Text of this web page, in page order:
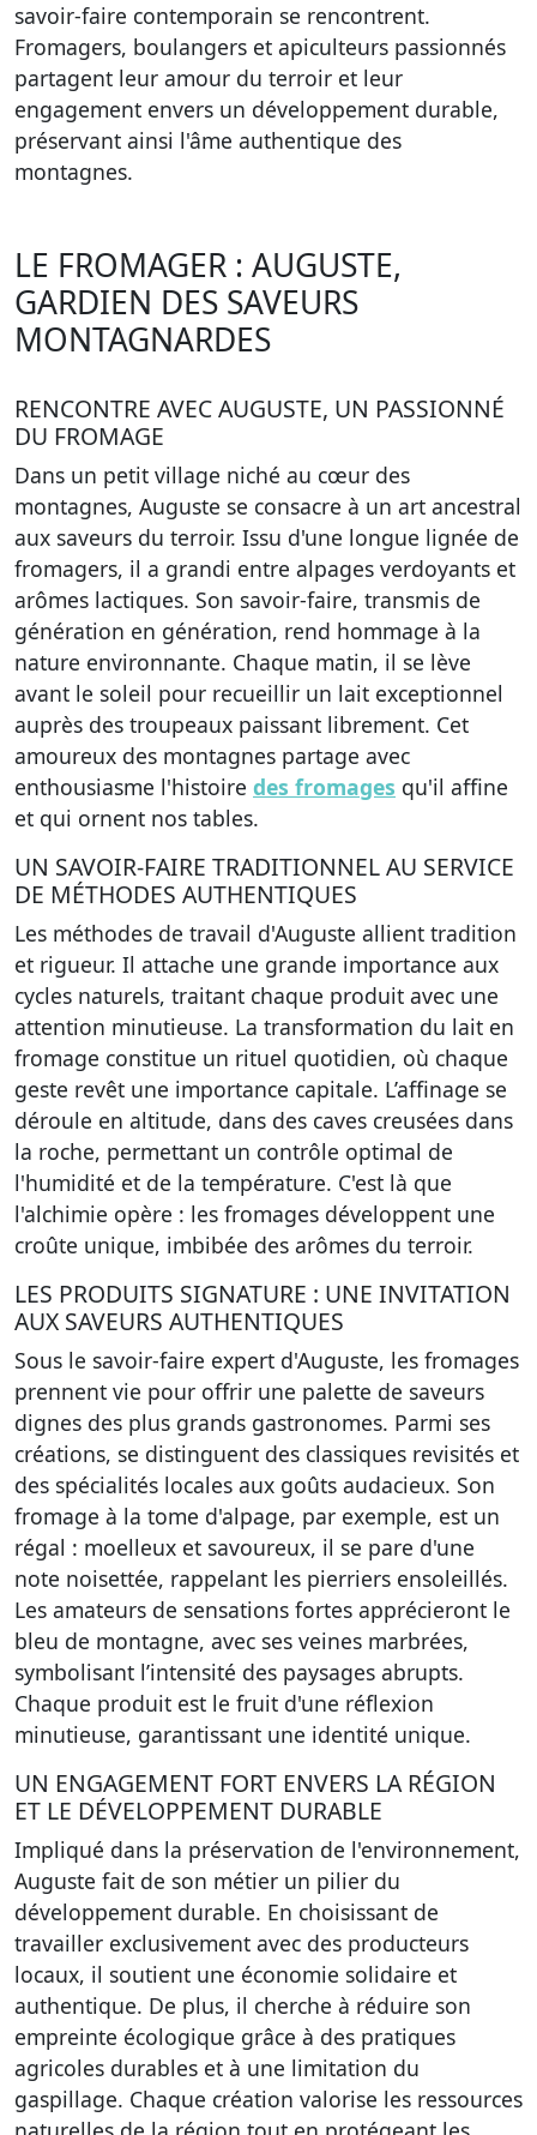
savoir-faire contemporain se rencontrent.
Fromagers, boulangers et apiculteurs passionnés
partagent leur amour du terroir et leur
engagement envers un développement durable,
préservant ainsi l'âme authentique des
montagnes.
LE FROMAGER : AUGUSTE,
GARDIEN DES SAVEURS
MONTAGNARDES
RENCONTRE AVEC AUGUSTE, UN PASSIONNÉ
DU FROMAGE
Dans un petit village niché au cœur des
montagnes, Auguste se consacre à un art ancestral
aux saveurs du terroir. Issu d'une longue lignée de
fromagers, il a grandi entre alpages verdoyants et
arômes lactiques. Son savoir-faire, transmis de
génération en génération, rend hommage à la
nature environnante. Chaque matin, il se lève
avant le soleil pour recueillir un lait exceptionnel
auprès des troupeaux paissant librement. Cet
amoureux des montagnes partage avec
enthousiasme l'histoire des fromages qu'il affine
et qui ornent nos tables.
UN SAVOIR-FAIRE TRADITIONNEL AU SERVICE
DE MÉTHODES AUTHENTIQUES
Les méthodes de travail d'Auguste allient tradition
et rigueur. Il attache une grande importance aux
cycles naturels, traitant chaque produit avec une
attention minutieuse. La transformation du lait en
fromage constitue un rituel quotidien, où chaque
geste revêt une importance capitale. L’affinage se
déroule en altitude, dans des caves creusées dans
la roche, permettant un contrôle optimal de
l'humidité et de la température. C'est là que
l'alchimie opère : les fromages développent une
croûte unique, imbibée des arômes du terroir.
LES PRODUITS SIGNATURE : UNE INVITATION
AUX SAVEURS AUTHENTIQUES
Sous le savoir-faire expert d'Auguste, les fromages
prennent vie pour offrir une palette de saveurs
dignes des plus grands gastronomes. Parmi ses
créations, se distinguent des classiques revisités et
des spécialités locales aux goûts audacieux. Son
fromage à la tome d'alpage, par exemple, est un
régal : moelleux et savoureux, il se pare d'une
note noisettée, rappelant les pierriers ensoleillés.
Les amateurs de sensations fortes apprécieront le
bleu de montagne, avec ses veines marbrées,
symbolisant l’intensité des paysages abrupts.
Chaque produit est le fruit d'une réflexion
minutieuse, garantissant une identité unique.
UN ENGAGEMENT FORT ENVERS LA RÉGION
ET LE DÉVELOPPEMENT DURABLE
Impliqué dans la préservation de l'environnement,
Auguste fait de son métier un pilier du
développement durable. En choisissant de
travailler exclusivement avec des producteurs
locaux, il soutient une économie solidaire et
authentique. De plus, il cherche à réduire son
empreinte écologique grâce à des pratiques
agricoles durables et à une limitation du
gaspillage. Chaque création valorise les ressources